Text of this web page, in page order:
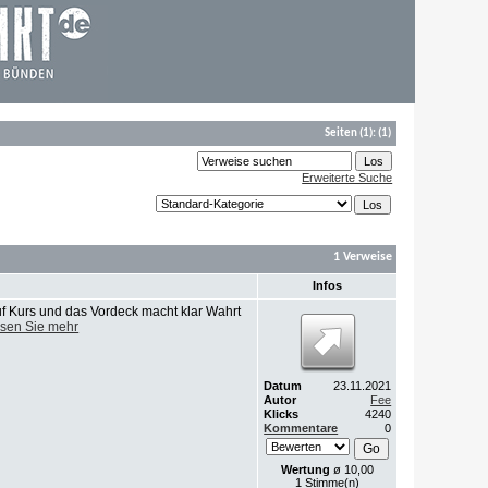
Seiten(1):(1)
Erweiterte Suche
1 Verweise
Infos
und das Vordeck macht klar Wahrt
Sie mehr
Datum
23.11.2021
Autor
Fee
Klicks
4240
Kommentare
0
Wertung ø 10,00
1 Stimme(n)